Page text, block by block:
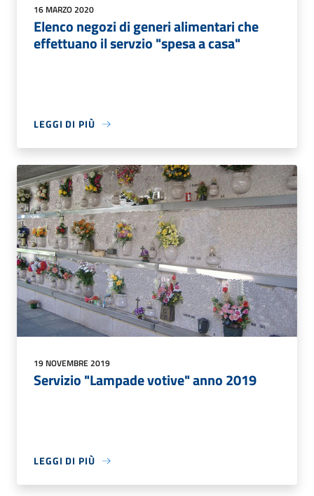
16 MARZO 2020
Elenco negozi di generi alimentari che
effettuano il servzio "spesa a casa"
LEGGI DI PIÙ
19 NOVEMBRE 2019
Servizio "Lampade votive" anno 2019
LEGGI DI PIÙ